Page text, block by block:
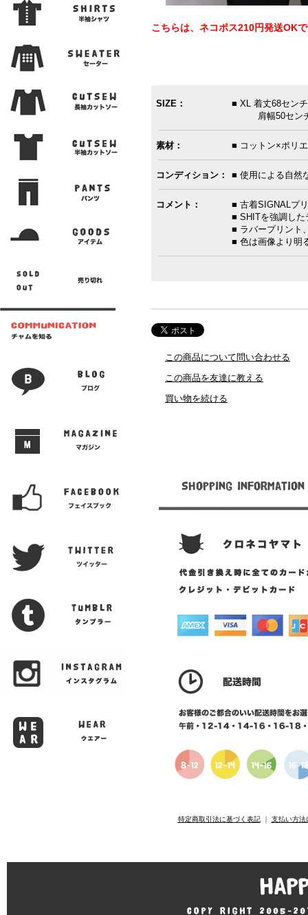
こちらは、ネコポス210円発送OK
SIZE：
■ XL 着丈68セン
肩幅50センチ
素材： ■ コットン×ポリ
コンディション： ■ 使用による自然
コメント：
■ 古着SIGNALプ
■ SHITを強調した
■ ラバープリント
■ 色は画像より明
この商品について問い合わせる
この商品を友達に教える
買い物を続ける
特定商取引法に基づく表記｜ 支払い方法